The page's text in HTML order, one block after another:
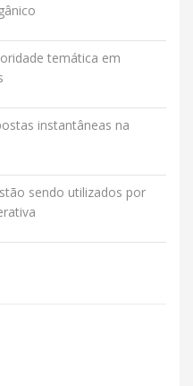
temática em
instantâneas na
sendo utilizados por